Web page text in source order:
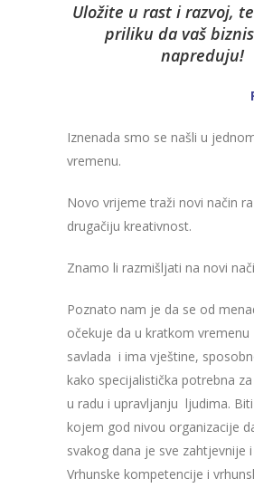
Uložite u rast i razvoj,
priliku da vaš
napreduju!
Iznenada smo se našli u
vremenu.
Novo vrijeme traži novi način
drugačiju kreativnost.
Znamo li razmišljati na novi
Poznato nam je da se od
očekuje da u kratkom
savlada i ima vještine,
kako specijalistička potrebna
u radu i upravljanju ljudima.
kojem god nivou organizacije
svakog dana je sve zahtjevnije
Vrhunske kompetencije i